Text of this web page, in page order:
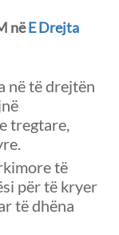
nëE Drejta
në të drejtën
tregtare,
të
për të kryer
të dhëna